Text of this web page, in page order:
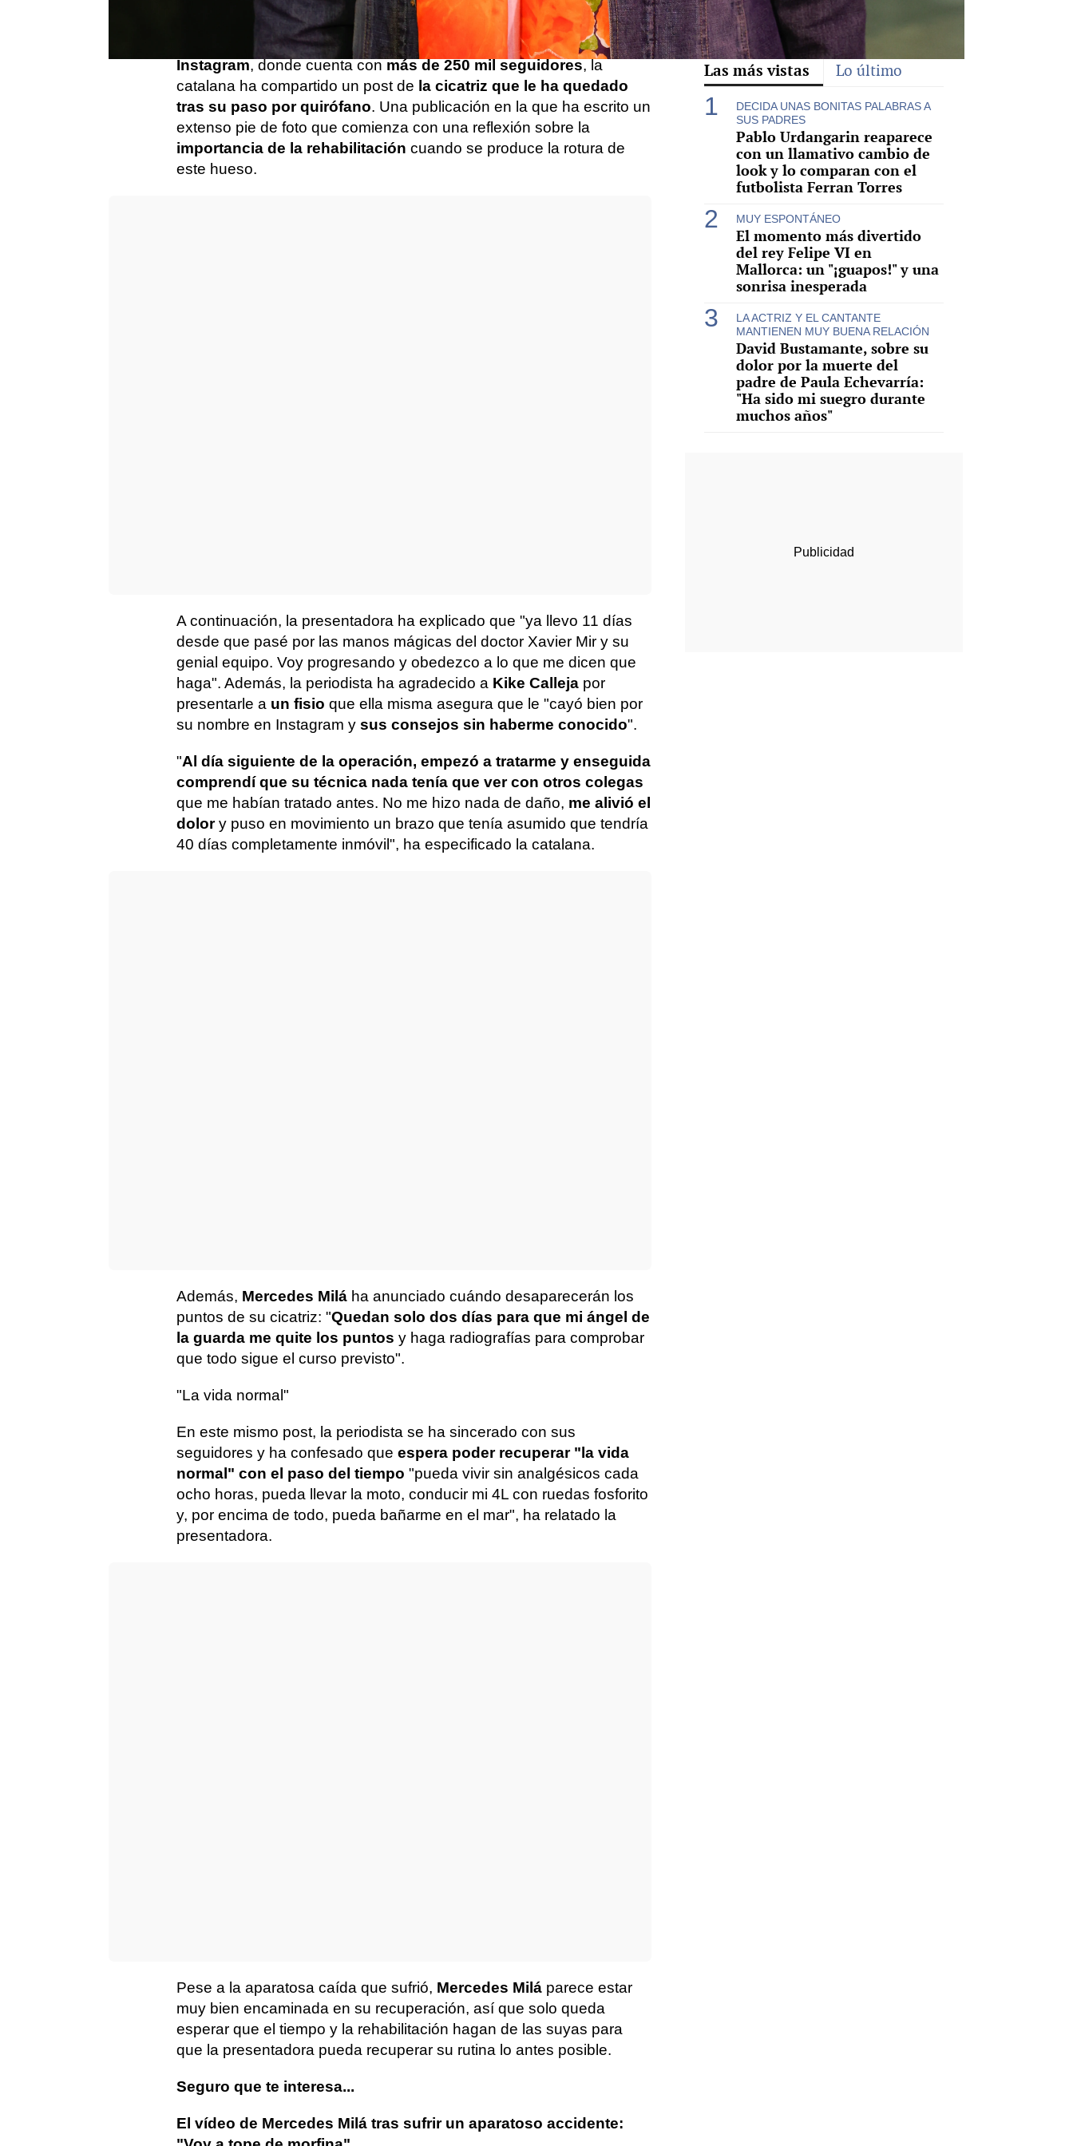
se rompió la cabeza del húmero
Afortunadamente, la periodista ya se encuentra mejor. En su perfil de
Instagram, donde cuenta con más de 250 mil seguidores, la
catalana ha compartido un post de la cicatriz que le ha quedado
tras su paso por quirófano. Una publicación en la que ha escrito un
extenso pie de foto que comienza con una reflexión sobre la
importancia de la rehabilitación cuando se produce la rotura de
este hueso.
A continuación, la presentadora ha explicado que "ya llevo 11 días
desde que pasé por las manos mágicas del doctor Xavier Mir y su
genial equipo. Voy progresando y obedezco a lo que me dicen que
haga". Además, la periodista ha agradecido a Kike Calleja por
presentarle a un fisio que ella misma asegura que le "cayó bien por
su nombre en Instagram y sus consejos sin haberme conocido".
"Al día siguiente de la operación, empezó a tratarme y enseguida
comprendí que su técnica nada tenía que ver con otros colegas
que me habían tratado antes. No me hizo nada de daño, me alivió el
dolory puso en movimiento un brazo que tenía asumido que tendría
40 días completamente inmóvil", ha especificado la catalana.
Además, Mercedes Milá ha anunciado cuándo desaparecerán los
puntos de su cicatriz: "Quedan solo dos días para que mi ángel de
la guarda me quite los puntos y haga radiografías para comprobar
que todo sigue el curso previsto".
"La vida normal"
En este mismo post, la periodista se ha sincerado con sus
seguidores y ha confesado que espera poder recuperar "la vida
normal" con el paso del tiempo "pueda vivir sin analgésicos cada
ocho horas, pueda llevar la moto, conducir mi 4L con ruedas fosforito
y, por encima de todo, pueda bañarme en el mar", ha relatado la
presentadora.
Pese a la aparatosa caída que sufrió, Mercedes Milá parece estar
muy bien encaminada en su recuperación, así que solo queda
esperar que el tiempo y la rehabilitación hagan de las suyas para
que la presentadora pueda recuperar su rutina lo antes posible.
Seguro que te interesa...
El vídeo de Mercedes Milá tras sufrir un aparatoso accidente:
Las más vistas Lo último
DECIDA UNAS BONITAS PALABRAS A
SUS PADRES
Pablo Urdangarin reaparece
con un llamativo cambio de
look y lo comparan con el
futbolista Ferran Torres
MUY ESPONTÁNEO
El momento más divertido
del rey Felipe VI en
Mallorca: un "¡guapos!" y una
sonrisa inesperada
LA ACTRIZ Y EL CANTANTE
MANTIENEN MUY BUENA RELACIÓN
David Bustamante, sobre su
dolor por la muerte del
padre de Paula Echevarría:
"Ha sido mi suegro durante
muchos años"